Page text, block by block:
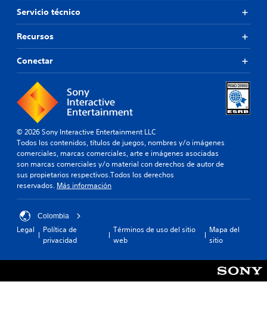
Servicio técnico
Recursos
Conectar
© 2026 Sony Interactive Entertainment LLC
Todos los contenidos, títulos de juegos, nombres y/o imágenes
comerciales, marcas comerciales, arte e imágenes asociadas
son marcas comerciales y/o material con derechos de autor de
sus propietarios respectivos.Todos los derechos
reservados. Más información
Colombia
Legal
Política de
privacidad
Términos de uso del sitio
web
Mapa del
sitio